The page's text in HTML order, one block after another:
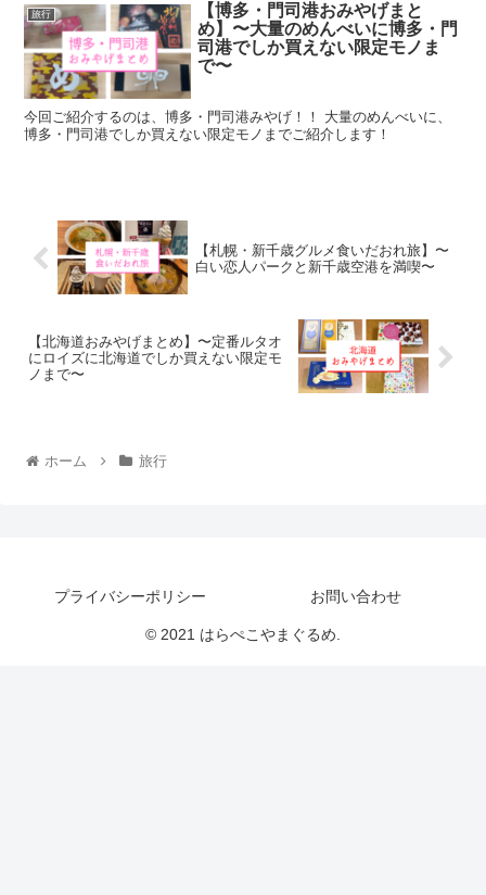
旅行
【博多・門司港おみやげまと
め】〜大量のめんべいに博多・門
司港でしか買えない限定モノま
で〜
今回ご紹介するのは、博多・門司港みやげ！！ 大量のめんべいに、
博多・門司港でしか買えない限定モノまでご紹介します！
【札幌・新千歳グルメ食いだおれ旅】〜
白い恋人パークと新千歳空港を満喫〜
【北海道おみやげまとめ】〜定番ルタオ
にロイズに北海道でしか買えない限定モ
ノまで〜
ホーム 旅行
プライバシーポリシー お問い合わせ
© 2021 はらぺこやまぐるめ.